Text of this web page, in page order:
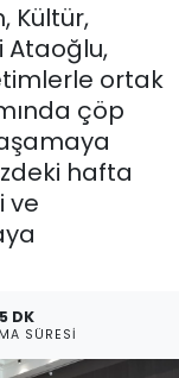
Kültür,
Ataoğlu,
ortak
çöp
hafta
ve
5 DK
SÜRESI